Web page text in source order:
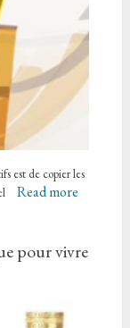
est de copier les
Read more
pour vivre